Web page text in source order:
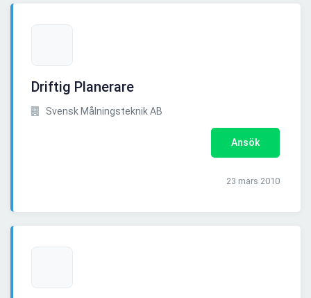
Driftig Planerare
Svensk Målningsteknik AB
Ansök
23 mars 2010